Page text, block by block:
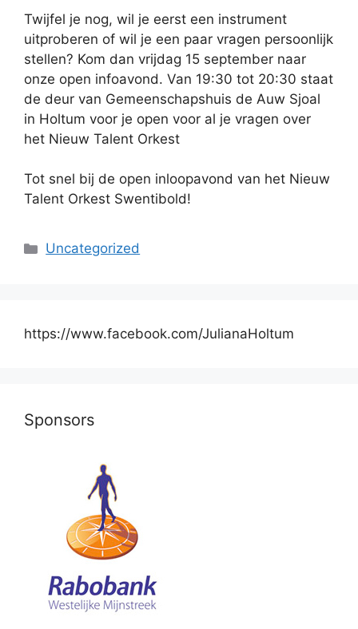
Twijfel je nog, wil je eerst een instrument
uitproberen of wil je een paar vragen persoonlijk
stellen? Kom dan vrijdag 15 september naar
onze open infoavond. Van 19:30 tot 20:30 staat
de deur van Gemeenschapshuis de Auw Sjoal
in Holtum voor je open voor al je vragen over
het Nieuw Talent Orkest
Tot snel bij de open inloopavond van het Nieuw
Talent Orkest Swentibold!
Categorieën
Uncategorized
https://www.facebook.com/JulianaHoltum
Sponsors